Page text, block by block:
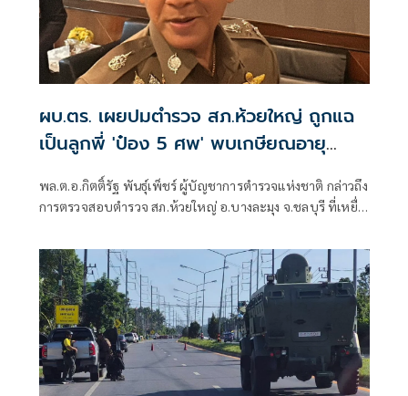
ผบ.ตร. เผยปมตำรวจ สภ.ห้วยใหญ่ ถูกแฉ
เป็นลูกพี่ 'ป๋อง 5 ศพ' พบเกษียณอายุ
ตั้งแต่ปี 57
พล.ต.อ.กิตติ์รัฐ พันธุ์เพ็ชร์ ผู้บัญชาการตำรวจแห่งชาติ กล่าวถึง
การตรวจสอบตำรวจ สภ.ห้วยใหญ่ อ.บางละมุง จ.ชลบุรี ที่เหยื่อ
มาระบุว่า นายป๋องเป็นเด็กเดินยาของตำรวจ สภ.ห้วยใหญ่